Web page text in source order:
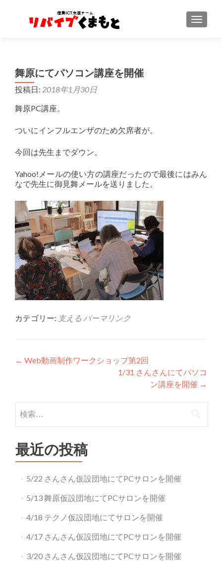
ナビゲ
舞原にてパソコン講座を開催
投稿日: 2018年1月30日
舞原PC講座。
ついにインフルエンザのため欠席者が。
今回は先生までダウン。
Yahoo!メールの使い方の講座だったので最後にはみん
なで先生に御見舞メールを送りました。
カテゴリー: 支える パーマリンク
投稿ナビゲーション
← Web動画制作ワークショップ第2回
1/31 さんさんにてパソコ
ン講座を開催 →
検索:
最近の投稿
5/22 さんさん仮設団地にてPCサロンを開催
5/13 舞原仮設団地にてPCサロンを開催
4/18 テクノ仮設団地にてサロンを開催
4/17 さんさん仮設団地にてPCサロンを開催
3/20 さんさん仮設団地にてPCサロンを開催